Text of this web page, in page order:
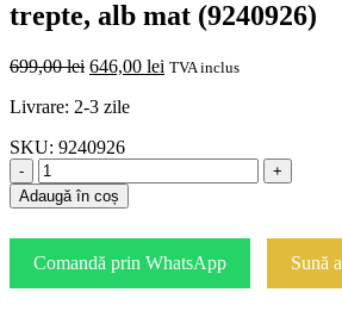
trepte, alb mat (9240926)
699,00lei Prețul
a
699,00 lei.
646,00 lei Prețul
TVA inclus
Livrare: 2-3 zile
SKU: 9240926
-
+
Adaugă în coș
Comandă prin WhatsApp Sună